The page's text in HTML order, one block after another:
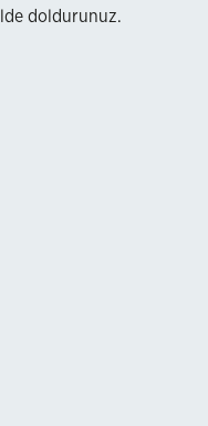
doldurunuz.